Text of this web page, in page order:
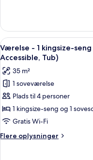
udsigt
til
gårdsplads
(Mobility/Hearing
Access,
Roll-
In
Shwr)
-
queensize-
senge
udsigt
til
gårdsplads
(Mobility/Hearing
Access,
In
Shwr)
Indlæs
alle
billeder
af
Værelse
-
1
kingsize-
seng
med
4
Værelse - 1 kingsize-
Accessible, Tub)
35 m²
1 soveværelse
Plads til 4 personer
1 kingsize-seng og 1
Gratis Wi-Fi
Flere oplysninger
Flere